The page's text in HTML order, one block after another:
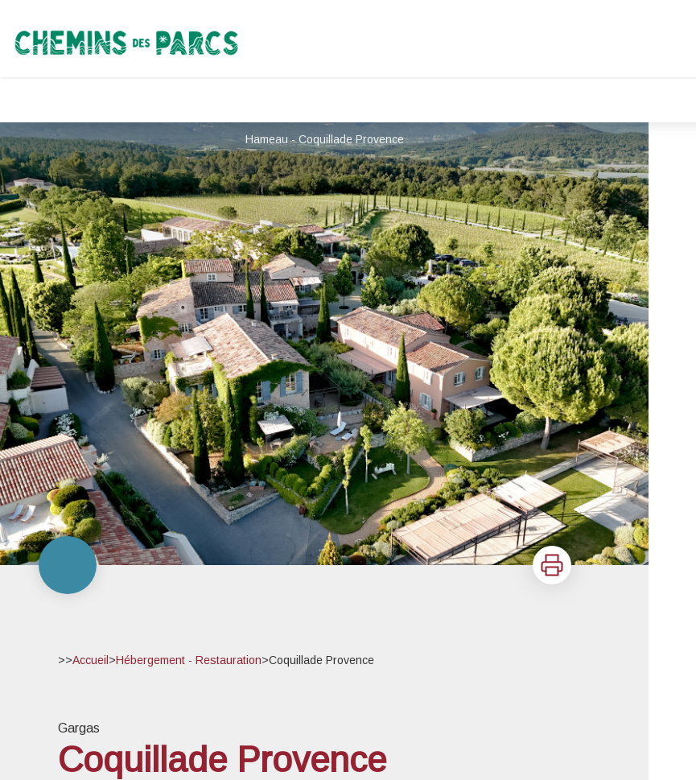
Chemins des Parcs
Hameau - Coquillade Provence
Imprimer
>>Accueil >Hébergement - Restauration>Coquillade Provence
Gargas
Coquillade Provence